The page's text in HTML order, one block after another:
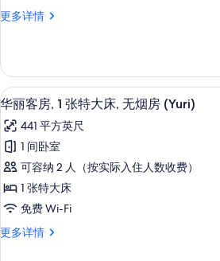
无
房
(Sakura
)
的
所
有
照
片
更多详情
华
房,
无
烟
(Sakura
更
多
信
息
显
示
华
丽
客
房,
张
华丽客
11
华丽客房, 1 张特大床, 无烟房 (Yuri)
441 平方英尺
1 间卧室
可容纳 2 人（按实际入住人数收费）
1 张特大床
免费 Wi-Fi
更多详情
华